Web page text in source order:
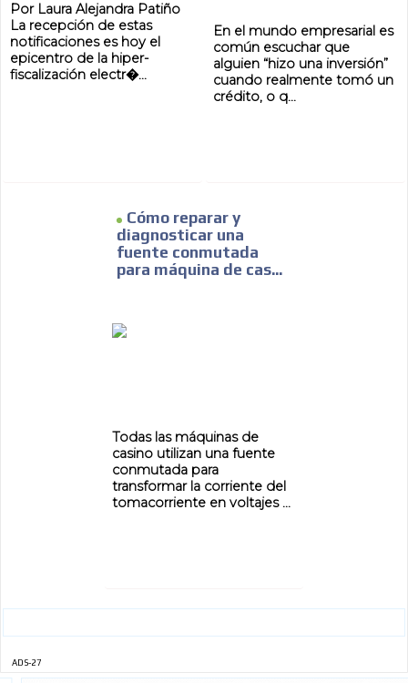
Por Laura Alejandra Patiño
La recepción de estas
notificaciones es hoy el
epicentro de la hiper-
fiscalización electr�...
En el mundo empresarial es
común escuchar que
alguien “hizo una inversión”
cuando realmente tomó un
crédito, o q...
Cómo reparar y
diagnosticar una
fuente conmutada
para máquina de cas...
Todas las máquinas de
casino utilizan una fuente
conmutada para
transformar la corriente del
tomacorriente en voltajes ...
ADS-27
ADVERTISEMENT